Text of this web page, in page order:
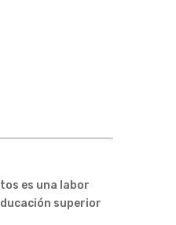
es una labor
superior